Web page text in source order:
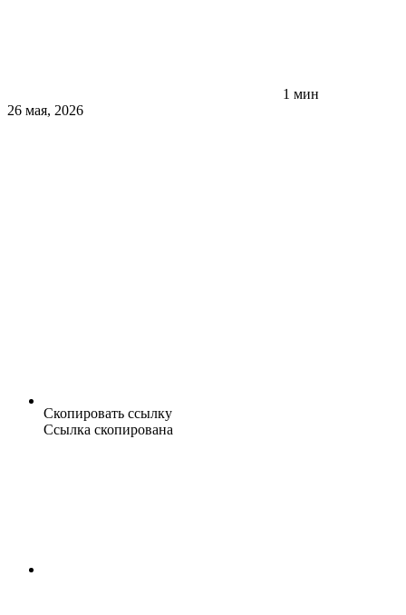
1 мин
26 мая, 2026
Скопировать ссылку
Ссылка скопирована